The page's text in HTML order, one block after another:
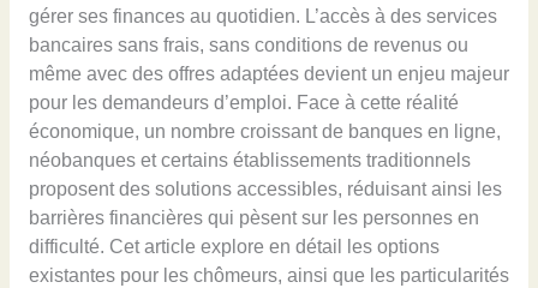
gérer ses finances au quotidien. L’accès à des services
bancaires sans frais, sans conditions de revenus ou
même avec des offres adaptées devient un enjeu majeur
pour les demandeurs d’emploi. Face à cette réalité
économique, un nombre croissant de banques en ligne,
néobanques et certains établissements traditionnels
proposent des solutions accessibles, réduisant ainsi les
barrières financières qui pèsent sur les personnes en
difficulté. Cet article explore en détail les options
existantes pour les chômeurs, ainsi que les particularités